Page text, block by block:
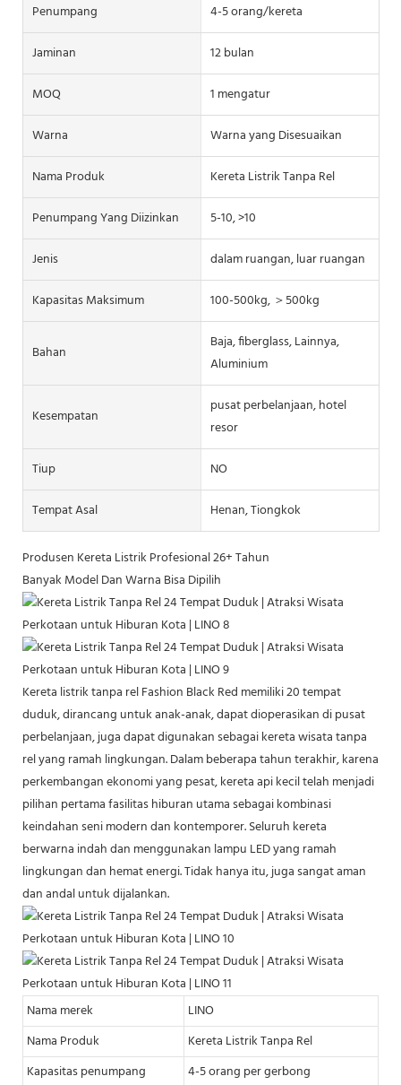
Penumpang
4-5 orang/kereta
Jaminan
12 bulan
MOQ
1 mengatur
Warna
Warna yang Disesuaikan
Nama Produk
Kereta Listrik Tanpa Rel
Penumpang Yang Diizinkan
5-10, >10
Jenis
dalam ruangan, luar ruangan
Kapasitas Maksimum
100-500kg, ＞500kg
Bahan
Baja, fiberglass, Lainnya,
Aluminium
Kesempatan
pusat perbelanjaan, hotel
resor
Tiup
NO
Tempat Asal
Henan, Tiongkok
Produsen Kereta Listrik Profesional 26+ Tahun
Banyak Model Dan Warna Bisa Dipilih
Kereta listrik tanpa rel Fashion Black Red memiliki 20 tempat
duduk, dirancang untuk anak-anak, dapat dioperasikan di pusat
perbelanjaan, juga dapat digunakan sebagai kereta wisata tanpa
rel yang ramah lingkungan. Dalam beberapa tahun terakhir, karena
perkembangan ekonomi yang pesat, kereta api kecil telah menjadi
pilihan pertama fasilitas hiburan utama sebagai kombinasi
keindahan seni modern dan kontemporer.Seluruh kereta
berwarna indah dan menggunakan lampu LED yang ramah
lingkungan dan hemat energi. Tidak hanya itu, juga sangat aman
dan andal untuk dijalankan.
Nama merek
LINO
Nama Produk
Kereta Listrik Tanpa Rel
Kapasitas penumpang
4-5 orang per gerbong